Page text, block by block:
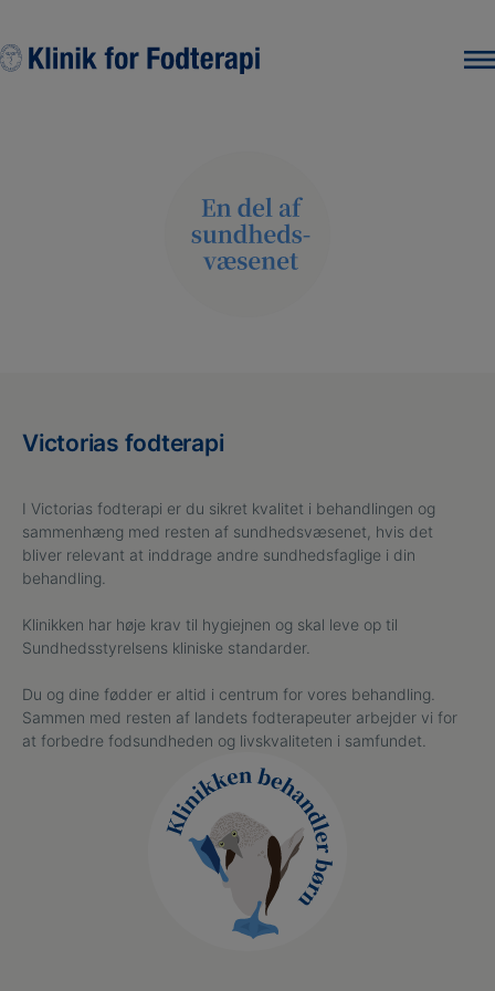
indholdet
Victorias fodterapi
I Victorias fodterapi er du sikret kvalitet i behandlingen og
sammenhæng med resten af sundhedsvæsenet, hvis det
bliver relevant at inddrage andre sundhedsfaglige i din
behandling.
Klinikken har høje krav til hygiejnen og skal leve op til
Sundhedsstyrelsens kliniske standarder.
Du og dine fødder er altid i centrum for vores behandling.
Sammen med resten af landets fodterapeuter arbejder vi for
at forbedre fodsundheden og livskvaliteten i samfundet.